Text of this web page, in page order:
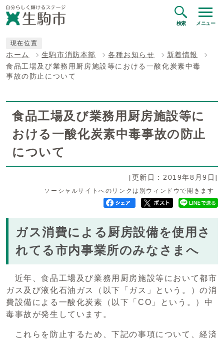
検索 メニュー
現在位置
ホーム 生駒市消防本部 各種お知らせ
新着情報
食品工場及び業務用厨房施設等における一酸化炭素中毒
事故の防止について
食品工場及び業務用厨房施設等に
おける一酸化炭素中毒事故の防止
について
[更新日：2019年8月9日]
ソーシャルサイトへのリンクは別ウィンドウで開きます
ガス消費による厨房設備を使用さ
れてる市内事業所のみなさまへ
近年、食品工場及び業務用厨房施設等において都市
ガス及び液化石油ガス（以下「ガス」という。）の消
費設備による一酸化炭素（以下「CO」という。）中
毒事故が発生しています。
これらを防止するため、下記の事項について、経済